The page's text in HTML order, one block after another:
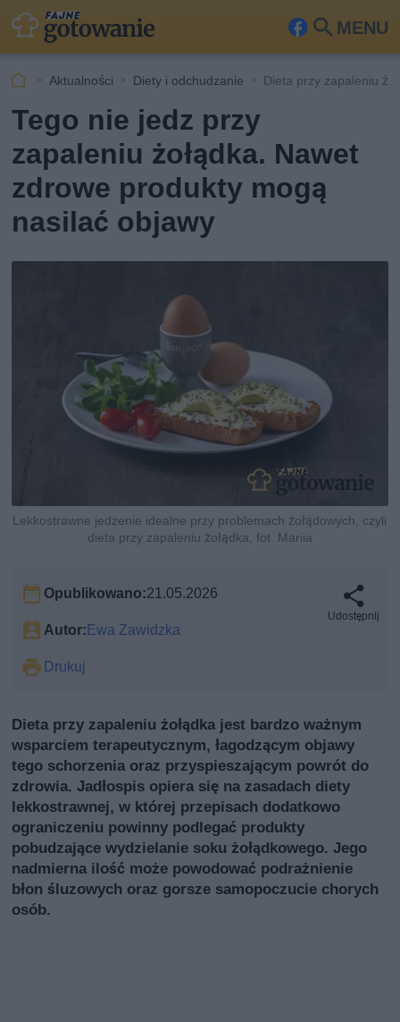
MENU
Fa
ook
Szu
Aktualności Diety i odchudzanie Dieta przy zapaleniu
Tego nie jedz przy
zapaleniu żołądka. Nawet
zdrowe produkty mogą
nasilać objawy
Lekkostrawne jedzenie idealne przy problemach żołądowych, czyli
dieta przy zapaleniu żołądka, fot. Mariia
Opublikowano:21.05.2026
Autor:Ewa Zawidzka
Drukuj
Udostępnij
Dieta przy zapaleniu żołądka jest bardzo ważnym
wsparciem terapeutycznym, łagodzącym objawy
tego schorzenia oraz przyspieszającym powrót do
zdrowia. Jadłospis opiera się na zasadach diety
lekkostrawnej, w której przepisach dodatkowo
ograniczeniu powinny podlegać produkty
pobudzające wydzielanie soku żołądkowego. Jego
nadmierna ilość może powodować podrażnienie
błon śluzowych oraz gorsze samopoczucie chorych
osób.